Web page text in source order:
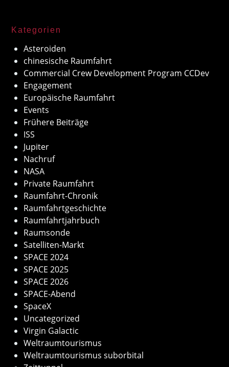
Kategorien
Asteroiden
chinesische Raumfahrt
Commercial Crew Development Program CCDev
Engagement
Europäische Raumfahrt
Events
Frühere Beiträge
ISS
Jupiter
Nachruf
NASA
Private Raumfahrt
Raumfahrt-Chronik
Raumfahrtgeschichte
Raumfahrtjahrbuch
Raumsonde
Satelliten-Markt
SPACE 2024
SPACE 2025
SPACE 2026
SPACE-Abend
SpaceX
Uncategorized
Virgin Galactic
Weltraumtourismus
Weltraumtourismus suborbital